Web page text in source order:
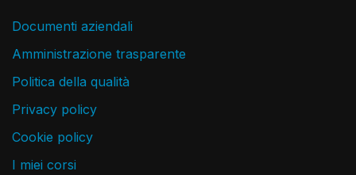
Documenti aziendali
Amministrazione trasparente
Politica della qualità
Privacy policy
Cookie policy
I miei corsi